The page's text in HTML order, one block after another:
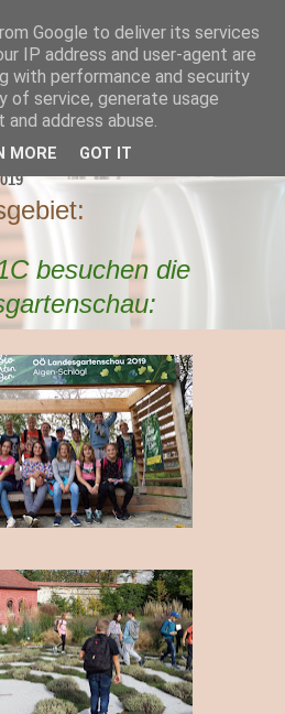
besuchen die
Google to deliver its services
IP address and user-agent are
with performance and security
of service, generate usage
address abuse.
MORE GOT IT